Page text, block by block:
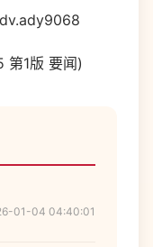
1版 要闻)
01-04 04:40:01